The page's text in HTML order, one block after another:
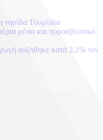
νησίδα Τουρλίδα
μέσα και πυροσβεστικό
αυξήθηκε κατά 2,1% τον